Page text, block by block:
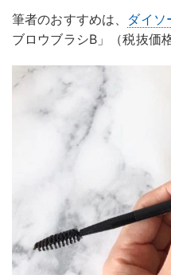
筆者のおすすめは、 ダイソ
ブロウブラシB」（税抜価